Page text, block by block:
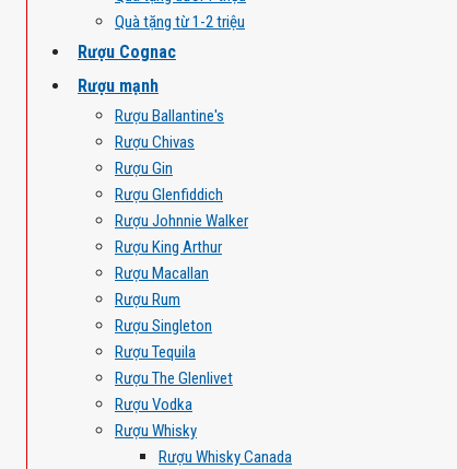
Quà tặng từ 1-2 triệu
Rượu Cognac
Rượu mạnh
Rượu Ballantine's
Rượu Chivas
Rượu Gin
Rượu Glenfiddich
Rượu Johnnie Walker
Rượu King Arthur
Rượu Macallan
Rượu Rum
Rượu Singleton
Rượu Tequila
Rượu The Glenlivet
Rượu Vodka
Rượu Whisky
Rượu Whisky Canada